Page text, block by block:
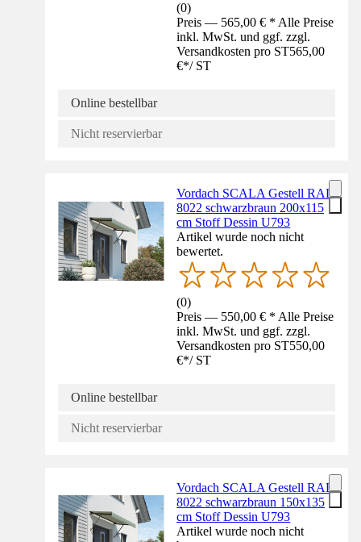
(0)
Preis — 565,00 € * Alle Preise
inkl. MwSt. und ggf. zzgl.
Versandkosten pro ST565,00
€*/ ST
Online bestellbar
Nicht reservierbar
Vordach SCALA Gestell RAL
8022 schwarzbraun 200x115
cm Stoff Dessin U793
Artikel wurde noch nicht
bewertet.
(0)
Preis — 550,00 € * Alle Preise
inkl. MwSt. und ggf. zzgl.
Versandkosten pro ST550,00
€*/ ST
Online bestellbar
Nicht reservierbar
Vordach SCALA Gestell RAL
8022 schwarzbraun 150x135
cm Stoff Dessin U793
Artikel wurde noch nicht